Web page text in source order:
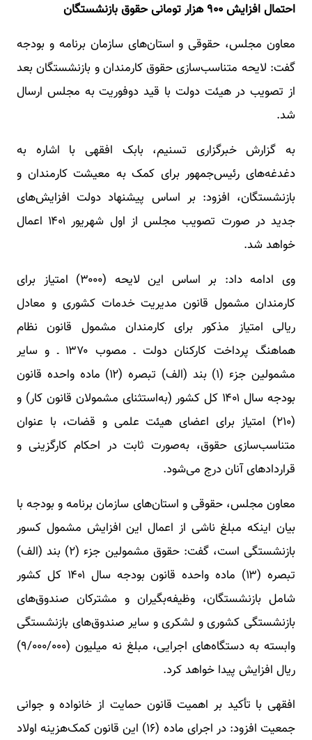
احتمال افزایش ۹۰۰ هزار تومانی حقوق بازنشستگان
معاون مجلس، حقوقی و استان‌های سازمان برنامه و بودجه
گفت: لایحه متناسب‌سازی حقوق کارمندان و بازنشستگان بعد
از تصویب در هیئت دولت با قید دوفوریت به مجلس ارسال
شد.
به گزارش خبرگزاری تسنیم، بابک افقهی با اشاره به
دغدغه‌های رئیس‌جمهور برای کمک به معیشت کارمندان و
بازنشستگان، افزود: بر اساس پیشنهاد دولت افزایش‌های
جدید در صورت تصویب مجلس از اول شهریور ۱۴۰۱ اعمال
خواهد شد.
وی ادامه داد: بر اساس این لایحه (۳۰۰۰) امتیاز برای
کارمندان مشمول قانون مدیریت خدمات کشوری و معادل
ریالی امتیاز مذکور برای کارمندان مشمول قانون نظام
هماهنگ پرداخت کارکنان دولت ـ مصوب ۱۳۷۰ ـ و سایر
مشمولین جزء (۱) بند (الف) تبصره (۱۲) ماده واحده قانون
بودجه سال ۱۴۰۱ کل کشور (به‌استثنای مشمولان قانون کار) و
(۲۱۰) امتیاز برای اعضای هیئت‌ علمی و قضات، ‌با عنوان
متناسب‌‌سازی حقوق، به‌صورت ثابت در احکام کارگزینی و
قراردادهای آنان درج می‌شود.
معاون مجلس، حقوقی و استان‌های سازمان برنامه و بودجه با
بیان اینکه مبلغ ناشی از اعمال این افزایش مشمول کسور
بازنشستگی است، گفت: حقوق مشمولین جزء (۲) بند (الف)
تبصره (۱۳) ماده واحده قانون بودجه سال ۱۴۰۱ کل کشور
شامل بازنشستگان، وظیفه‌بگیران و مشترکان صندوق‌های
بازنشستگی کشوری و لشکری و سایر صندوق‌های بازنشستگی
وابسته به دستگاه‌های اجرایی، ‌مبلغ نه میلیون (۹/۰۰۰/۰۰۰)
ریال افزایش پیدا خواهد کرد.
افقهی با تأکید بر اهمیت قانون حمایت از خانواده و جوانی
جمعیت افزود: در اجرای ماده (۱۶) این قانون کمک‌هزینه اولاد